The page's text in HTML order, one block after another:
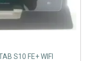
S10 FE+ WIFI